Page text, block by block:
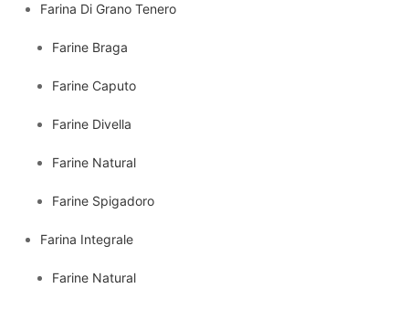
Farina Di Grano Tenero
Farine Braga
Farine Caputo
Farine Divella
Farine Natural
Farine Spigadoro
Farina Integrale
Farine Natural